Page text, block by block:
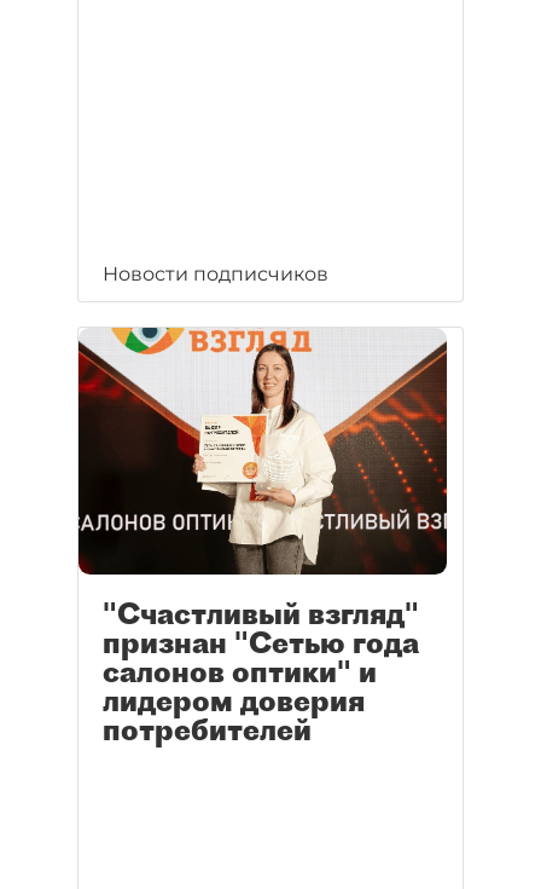
Новости подписчиков
"Счастливый взгляд"
признан "Сетью года
салонов оптики" и
лидером доверия
потребителей